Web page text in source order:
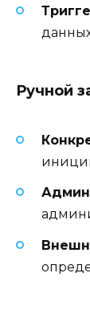
Ручной